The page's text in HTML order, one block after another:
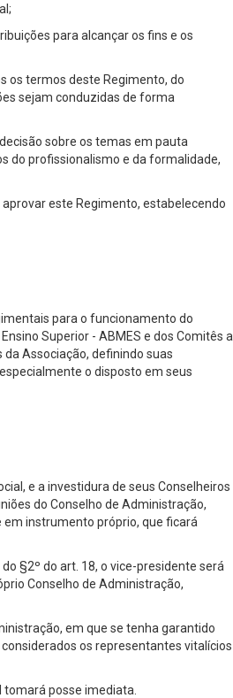
para alcançar os fins e os
os termos deste Regimento, do
sejam conduzidas de forma
sobre os temas em pauta
do profissionalismo e da formalidade,
este Regimento, estabelecendo
para o funcionamento do
Superior - ABMES e dos Comitês a
Associação, definindo suas
o disposto em seus
e a investidura de seus Conselheiros
do Conselho de Administração,
instrumento próprio, que ficará
§2º do art. 18, o vice-presidente será
Conselho de Administração,
em que se tenha garantido
os representantes vitalícios
posse imediata.